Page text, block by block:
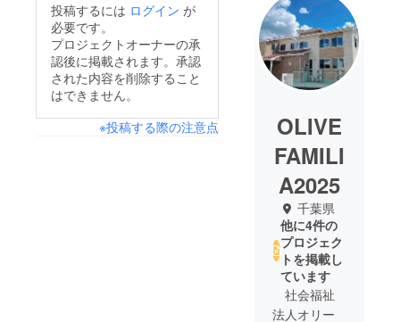
投稿するには ログイン が
必要です。
プロジェクトオーナーの承
認後に掲載されます。承認
された内容を削除すること
はできません。
※投稿する際の注意点
OLIVE
FAMILI
A2025
千葉県
他に4件の
プロジェク
トを掲載し
ています
社会福祉
法人オリー